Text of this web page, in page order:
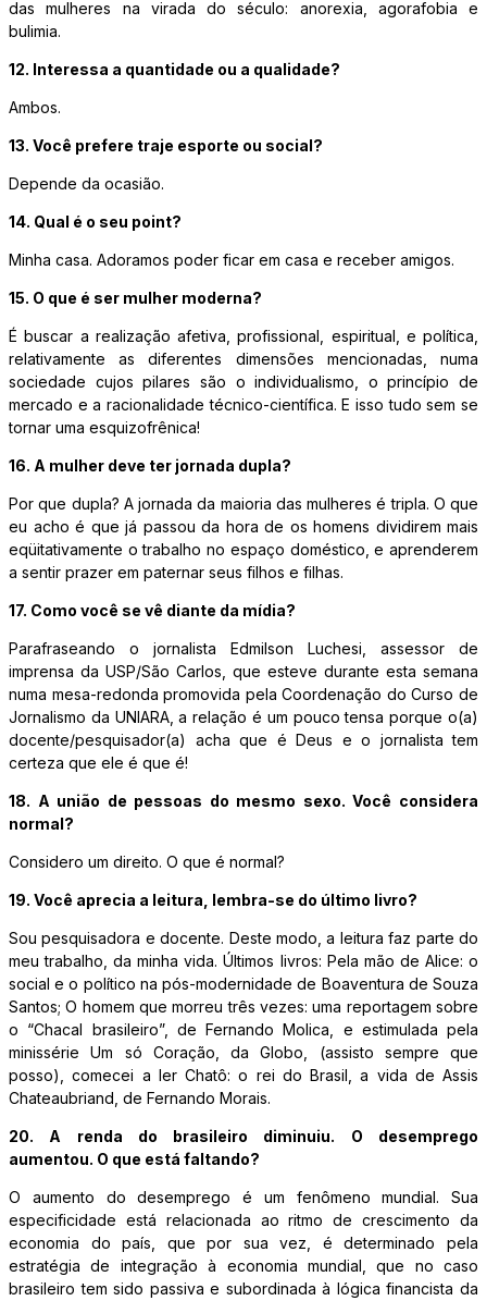
das mulheres na virada do século: anorexia, agorafobia e
bulimia.
12. Interessa a quantidade ou a qualidade?
Ambos.
13. Você prefere traje esporte ou social?
Depende da ocasião.
14. Qual é o seu point?
Minha casa. Adoramos poder ficar em casa e receber amigos.
15. O que é ser mulher moderna?
É buscar a realização afetiva, profissional, espiritual, e política,
relativamente as diferentes dimensões mencionadas, numa
sociedade cujos pilares são o individualismo, o princípio de
mercado e a racionalidade técnico-científica. E isso tudo sem se
tornar uma esquizofrênica!
16. A mulher deve ter jornada dupla?
Por que dupla? A jornada da maioria das mulheres é tripla. O que
eu acho é que já passou da hora de os homens dividirem mais
eqüitativamente o trabalho no espaço doméstico, e aprenderem
a sentir prazer em paternar seus filhos e filhas.
17. Como você se vê diante da mídia?
Parafraseando o jornalista Edmilson Luchesi, assessor de
imprensa da USP/São Carlos, que esteve durante esta semana
numa mesa-redonda promovida pela Coordenação do Curso de
Jornalismo da UNIARA, a relação é um pouco tensa porque o(a)
docente/pesquisador(a) acha que é Deus e o jornalista tem
certeza que ele é que é!
18. A união de pessoas do mesmo sexo. Você considera
normal?
Considero um direito. O que é normal?
19. Você aprecia a leitura, lembra-se do último livro?
Sou pesquisadora e docente. Deste modo, a leitura faz parte do
meu trabalho, da minha vida. Últimos livros: Pela mão de Alice: o
social e o político na pós-modernidade de Boaventura de Souza
Santos; O homem que morreu três vezes: uma reportagem sobre
o “Chacal brasileiro”, de Fernando Molica, e estimulada pela
minissérie Um só Coração, da Globo, (assisto sempre que
posso), comecei a ler Chatô: o rei do Brasil, a vida de Assis
Chateaubriand, de Fernando Morais.
20. A renda do brasileiro diminuiu. O desemprego
aumentou. O que está faltando?
O aumento do desemprego é um fenômeno mundial. Sua
especificidade está relacionada ao ritmo de crescimento da
economia do país, que por sua vez, é determinado pela
estratégia de integração à economia mundial, que no caso
brasileiro tem sido passiva e subordinada à lógica financista da